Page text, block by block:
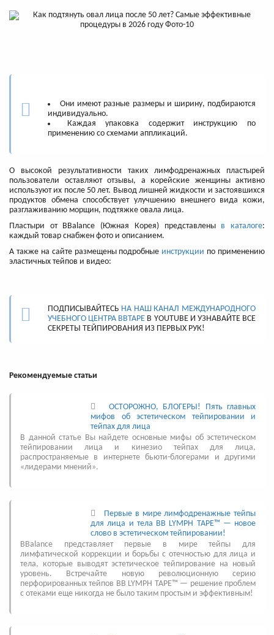
Они имеют разные размеры и ширину, подбираются
индивидуально.
Каждая упаковка содержит инструкцию по
применению со схемами аппликаций.
О высокой результативности таких лимфодренажных пластырей
пользователи оставляют отзывы, а корейские женщины активно
используют их после 50 лет. Вывод лишней жидкости и застоявшихся
продуктов обмена способствует улучшению внешнего вида кожи,
разглаживанию морщин, подтяжке овала лица.
Пластыри от BBalance (Южная Корея) представлены в каталоге:
каждый товар снабжен фото и описанием.
А также на сайте размещены подробные инструкции по применению
эластичных тейпов и видео:
ПОДПИСЫВАЙТЕСЬ НА НАШ КАНАЛ МЕЖДУНАРОДНОГО
УЧЕБНОГО ЦЕНТРА BBTAPE В YOUTUBE И УЗНАВАЙТЕ ВСЕ
СЕКРЕТЫ ТЕЙПИРОВАНИЯ ИЗ ПЕРВЫХ РУК!
Рекомендуемые статьи
ОСТОРОЖНО, БЛОГЕРЫ! Пять главных
мифов об эстетическом тейпировании и
тейпах для лица
В данной статье Вы найдете основные мифы об эстетическом
тейпировании лица и кинезио тейпах для лица,
распространяемые в интернете бьюти-блогерами и другими
«лидерами мнений».
Первые в мире лимфодренажные тейпы
для лица и тела BB LYMPH TAPE™ — новое
слово в эстетическом тейпировании!
BBalance представляет первые в мире тейпы для
лимфатической коррекции и борьбы с отечностью для лица и
тела, которые выводят эстетическое тейпирование на новый
уровень. Встречайте новую революционную серию
перфорированных тейпов BB LYMPH TAPE™ — решение проблем
с отеками еще никогда не было таким простым и эффективным!